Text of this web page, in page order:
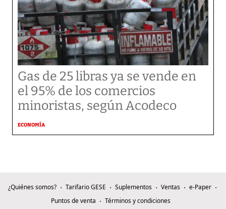
Gas de 25 libras ya se vende en
el 95% de los comercios
minoristas, según Acodeco
ECONOMÍA
¿Quiénes somos? Tarifario GESE Suplementos Ventas
e-Paper
Puntos de venta
Términos y condiciones